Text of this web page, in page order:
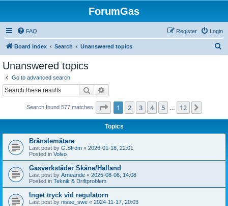
ForumGas
FAQ Login
Register
Board index Search Unanswered topics
Unanswered topics
Go to advanced search
Search
Search found 577 matches Page 1of 12
1 2 3 4 5 12
Topics
Bränslemätare
Last post by G.Ström « 2026-01-18, 22:01
Posted in Volvo
Gasverkstäder Skåne/Halland
Last post by Arneande « 2025-08-06, 14:08
Posted in Teknik & Driftproblem
Inget tryck vid regulatorn
Last post by nisse_swe « 2024-11-17, 20:03